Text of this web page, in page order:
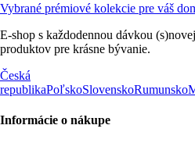
Vybrané prémiové kolekcie pre váš
E-shop s každodennou dávkou
produktov pre krásne bývanie.
Česká
republikaPoľskoSlovenskoRumunsko
Informácie o nákupe